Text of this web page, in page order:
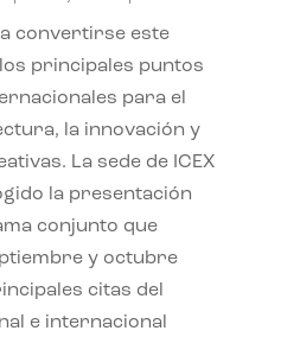
convertirse este
principales puntos
para el
la innovación y
La sede de ICEX
la presentación
conjunto que
y octubre
citas del
e internacional